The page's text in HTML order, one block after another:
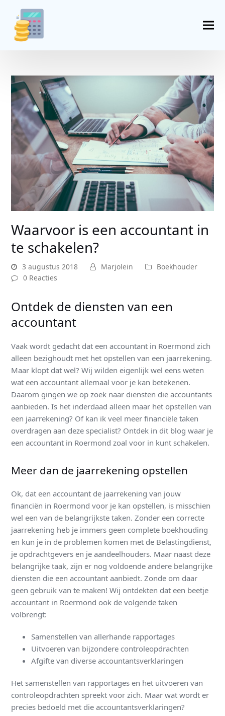
Waarvoor is een accountant in
te schakelen?
3 augustus 2018 Marjolein
Boekhouder
0 Reacties
Ontdek de diensten van een
accountant
Vaak wordt gedacht dat een accountant in Roermond zich
alleen bezighoudt met het opstellen van een jaarrekening.
Maar klopt dat wel? Wij wilden eigenlijk wel eens weten
wat een accountant allemaal voor je kan betekenen.
Daarom gingen we op zoek naar diensten die accountants
aanbieden. Is het inderdaad alleen maar het opstellen van
een jaarrekening? Of kan ik veel meer financiële taken
overdragen aan deze specialist? Ontdek in dit blog waar je
een accountant in Roermond zoal voor in kunt schakelen.
Meer dan de jaarrekening opstellen
Ok, dat een accountant de jaarrekening van jouw
financiën in Roermond voor je kan opstellen, is misschien
wel een van de belangrijkste taken. Zonder een correcte
jaarrekening heb je immers geen complete boekhouding
en kun je in de problemen komen met de Belastingdienst,
je opdrachtgevers en je aandeelhouders. Maar naast deze
belangrijke taak, zijn er nog voldoende andere belangrijke
diensten die een accountant aanbiedt. Zonde om daar
geen gebruik van te maken! Wij ontdekten dat een beetje
accountant in Roermond ook de volgende taken
volbrengt:
Samenstellen van allerhande rapportages
Uitvoeren van bijzondere controleopdrachten
Afgifte van diverse accountantsverklaringen
Het samenstellen van rapportages en het uitvoeren van
controleopdrachten spreekt voor zich. Maar wat wordt er
precies bedoeld met die accountantsverklaringen?